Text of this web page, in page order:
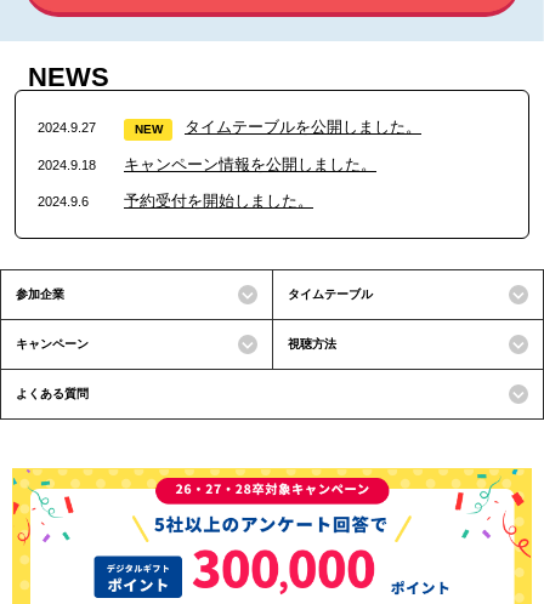
NEWS
2024.9.27 NEW タイムテーブルを公開しました。
2024.9.18 キャンペーン情報を公開しました。
2024.9.6 予約受付を開始しました。
参加企業 タイムテーブル
キャンペーン 視聴方法
よくある質問